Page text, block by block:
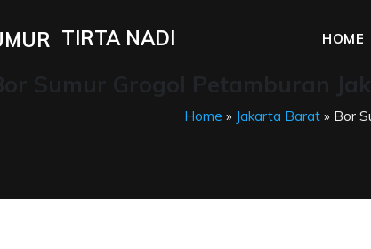
TIRTA NADI HOME
Home » Jakarta Barat » Bor